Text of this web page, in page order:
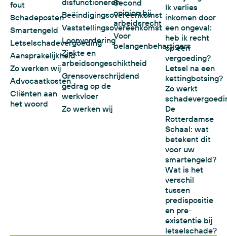
fout
Schadeposten
Smartengeld
Letselschadevergoeding
Aansprakelijkheid
Zo werken wij
Advocaatkosten
Cliënten aan
het woord
Beëindigingsovereenkomst
Vaststellingsovereenkomst
Loonvordering
Ziekte en
arbeidsongeschiktheid
Grensoverschrijdend
gedrag op de
werkvloer
Zo werken wij
Second
opinion bij
arbeidsrecht
Voor
belangenbehartigers
Ik verlies
inkomen door
een ongeval:
heb ik recht
op een
vergoeding?
Letsel na een
kettingbotsing?
Zo werkt
De
Rotterdamse
Schaal: wat
betekent dit
voor uw
smartengeld?
Wat is het
verschil
tussen
predispositie
en pre-
existentie bij
letselschade?